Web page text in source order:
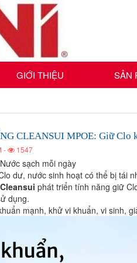
GIỚI THIỆU SẢN
CLEANSUI MPOE: Giữ Clo
- 1547
sạch mỗi ngày
dư, nước sinh hoạt có thể bị tái
phát triển tính năng giữ
dụng.
mạnh, khử vi khuẩn, vi sinh,